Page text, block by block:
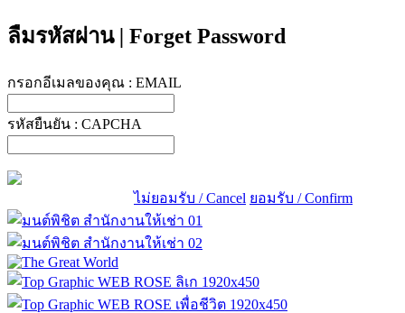
ลืมรหัสผ่าน | Forget Password
กรอกอีเมลของคุณ : EMAIL
รหัสยืนยัน : CAPCHA
ไม่ยอมรับ / Cancel ยอมรับ / Confirm